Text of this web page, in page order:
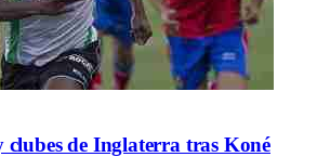
clubes de Inglaterra tras Koné